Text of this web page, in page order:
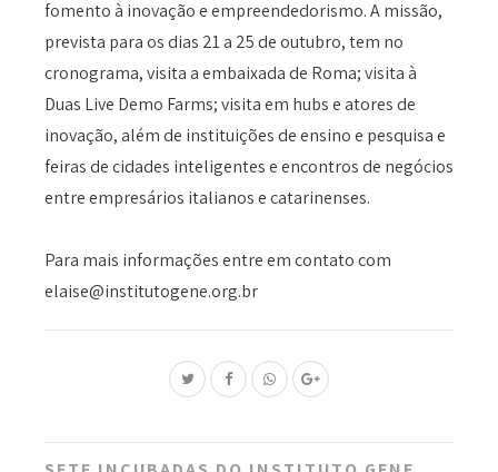
fomento à inovação e empreendedorismo. A missão,
prevista para os dias 21 a 25 de outubro, tem no
cronograma, visita a embaixada de Roma; visita à
Duas Live Demo Farms; visita em hubs e atores de
inovação, além de instituições de ensino e pesquisa e
feiras de cidades inteligentes e encontros de negócios
entre empresários italianos e catarinenses.
Para mais informações entre em contato com
elaise@institutogene.org.br
Post